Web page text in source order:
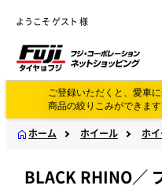
ようこそ ゲスト 様
ご登録いただくと、愛車
商品の絞りこみができます
ホーム ホイール ホ
BLACK RHINO／